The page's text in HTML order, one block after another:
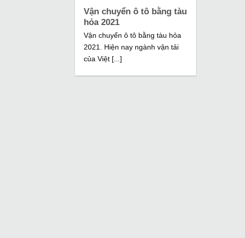
Vận chuyển ô tô bằng tàu
hỏa 2021
Vận chuyển ô tô bằng tàu hỏa
2021. Hiện nay ngành vận tải
của Việt [...]